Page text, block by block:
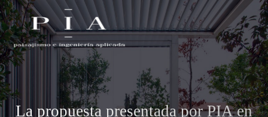
La propuesta presentada por PIA en